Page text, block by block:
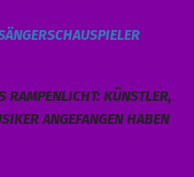
SCHAUSPIELER
KÜNSTLER, D
ANGEFANGEN HABEN